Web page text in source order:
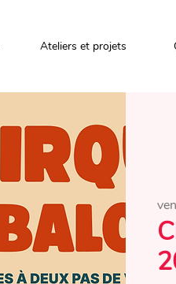
Ateliers et projets